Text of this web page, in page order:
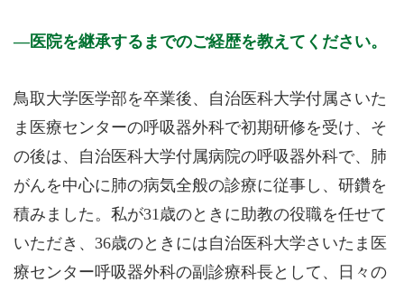
医院を継承するまでのご経歴を教えてください。
鳥取大学医学部を卒業後、自治医科大学付属さいた
ま医療センターの呼吸器外科で初期研修を受け、そ
の後は、自治医科大学付属病院の呼吸器外科で、肺
がんを中心に肺の病気全般の診療に従事し、研鑽を
積みました。私が31歳のときに助教の役職を任せて
いただき、36歳のときには自治医科大学さいたま医
療センター呼吸器外科の副診療科長として、日々の